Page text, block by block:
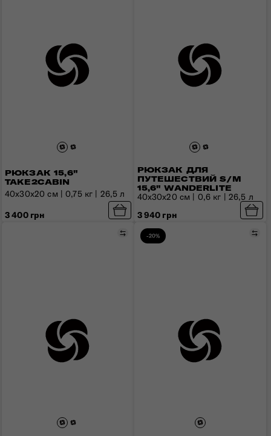
РЮКЗАК 15,6"
TAKE2CABIN
40x30x20 см | 0,75 кг | 26,5 л
3 400 грн
РЮКЗАК ДЛЯ
ПУТЕШЕСТВИЙ S/M
15,6" WANDERLITE
40x30x20 см | 0,6 кг | 26,5 л
3 940 грн
Сравнить
-20%